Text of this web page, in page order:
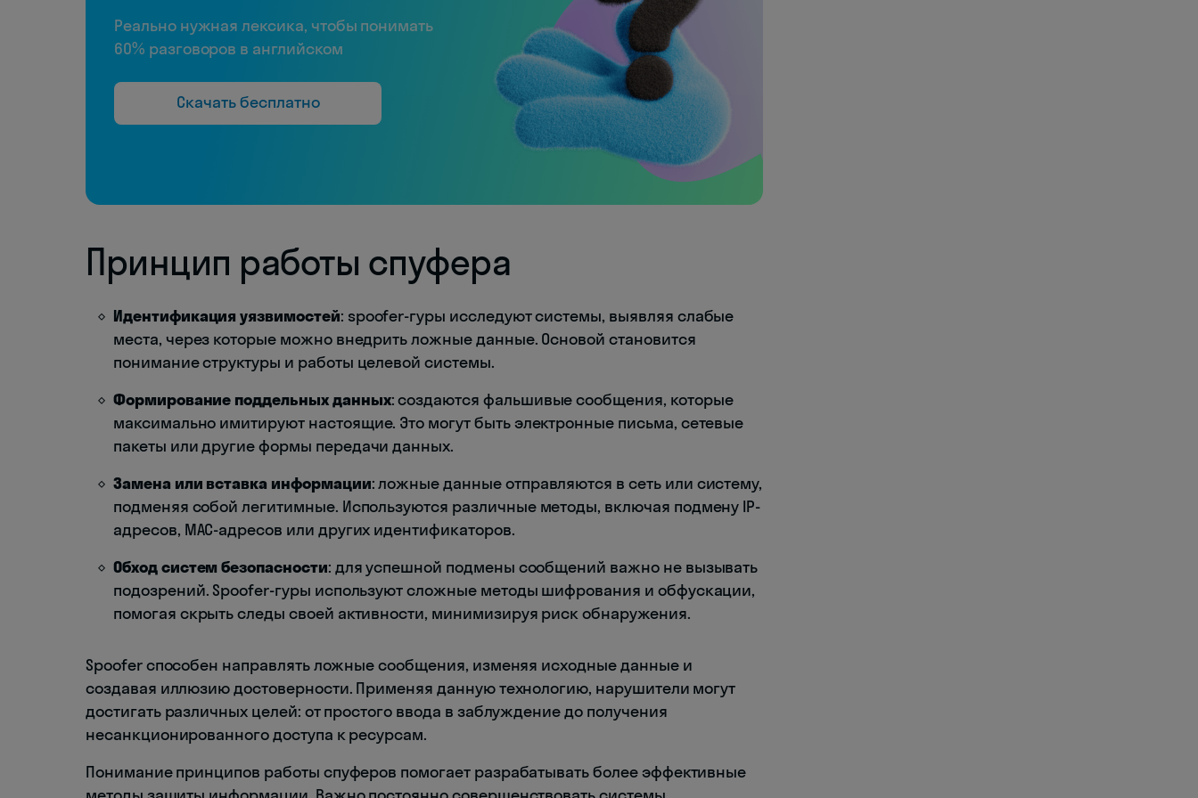
Реально нужная лексика, чтобы понимать
60% разговоров в английском
Скачать бесплатно
Принцип работы спуфера
Идентификация уязвимостей: spoofer-гуры исследуют системы, выявляя слабые
места, через которые можно внедрить ложные данные. Основой становится
понимание структуры и работы целевой системы.
Формирование поддельных данных: создаются фальшивые сообщения, которые
максимально имитируют настоящие. Это могут быть электронные письма, сетевые
пакеты или другие формы передачи данных.
Замена или вставка информации: ложные данные отправляются в сеть или систему,
подменяя собой легитимные. Используются различные методы, включая подмену IP-
адресов, MAC-адресов или других идентификаторов.
Обход систем безопасности: для успешной подмены сообщений важно не вызывать
подозрений. Spoofer-гуры используют сложные методы шифрования и обфускации,
помогая скрыть следы своей активности, минимизируя риск обнаружения.
Spoofer способен направлять ложные сообщения, изменяя исходные данные и
создавая иллюзию достоверности. Применяя данную технологию, нарушители могут
достигать различных целей: от простого ввода в заблуждение до получения
несанкционированного доступа к ресурсам.
Понимание принципов работы спуферов помогает разрабатывать более эффективные